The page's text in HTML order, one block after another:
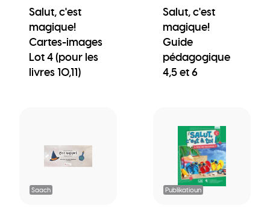
Salut, c'est
magique!
Cartes-images
Lot 4 (pour les
livres 10,11)
Salut, c'est
magique!
Guide
pédagogique
4,5 et 6
Saach Publikatioun